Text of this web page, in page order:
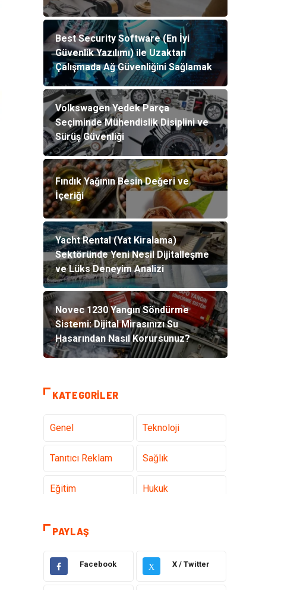
Best Security Software (En İyi
Güvenlik Yazılımı) ile Uzaktan
Çalışmada Ağ Güvenliğini Sağlamak
Volkswagen Yedek Parça
Seçiminde Mühendislik Disiplini ve
Sürüş Güvenliği
Fındık Yağının Besin Değeri ve
İçeriği
Yacht Rental (Yat Kiralama)
Sektöründe Yeni Nesil Dijitalleşme
ve Lüks Deneyim Analizi
Novec 1230 Yangın Söndürme
Sistemi: Dijital Mirasınızı Su
Hasarından Nasıl Korursunuz?
KATEGORILER
Genel Teknoloji
Tanıtıcı Reklam Sağlık
Eğitim Hukuk
PAYLAŞ
Facebook X X / Twitter